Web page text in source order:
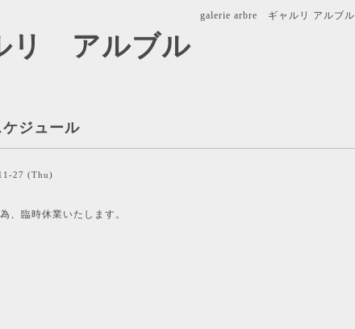
galerie arbre ギャルリ アルブル
リ アルブル
ジュール
27 (Thu)
、臨時休業いたします。